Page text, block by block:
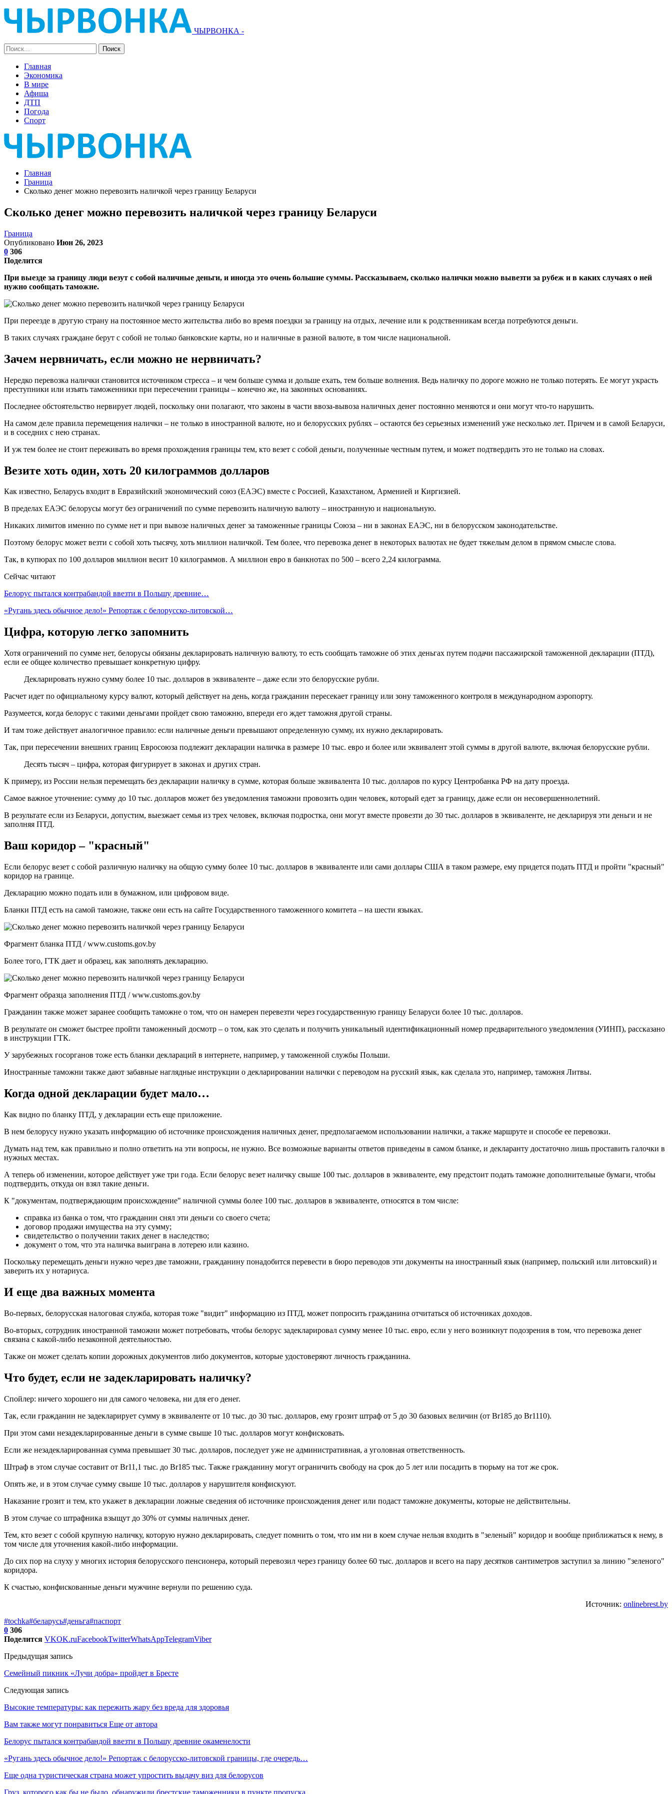
ЧЫРВОНКА -
Главная
Экономика
В мире
Афиша
ДТП
Погода
Спорт
Главная
Граница
Сколько денег можно перевозить наличкой через границу Беларуси
Сколько денег можно перевозить наличкой через границу Беларуси
Граница
Опубликовано Июн 26, 2023
0 306
Поделится
При выезде за границу люди везут с собой наличные деньги, и иногда это очень большие суммы. Рассказываем, сколько налички можно вывезти за рубеж и в каких случаях о ней
нужно сообщать таможне.
При переезде в другую страну на постоянное место жительства либо во время поездки за границу на отдых, лечение или к родственникам всегда потребуются деньги.
В таких случаях граждане берут с собой не только банковские карты, но и наличные в разной валюте, в том числе национальной.
Зачем нервничать, если можно не нервничать?
Нередко перевозка налички становится источником стресса – и чем больше сумма и дольше ехать, тем больше волнения. Ведь наличку по дороге можно не только потерять. Ее могут украсть
преступники или изъять таможенники при пересечении границы – конечно же, на законных основаниях.
Последнее обстоятельство нервирует людей, поскольку они полагают, что законы в части ввоза-вывоза наличных денег постоянно меняются и они могут что-то нарушить.
На самом деле правила перемещения налички – не только в иностранной валюте, но и белорусских рублях – остаются без серьезных изменений уже несколько лет. Причем и в самой Беларуси,
и в соседних с нею странах.
И уж тем более не стоит переживать во время прохождения границы тем, кто везет с собой деньги, полученные честным путем, и может подтвердить это не только на словах.
Везите хоть один, хоть 20 килограммов долларов
Как известно, Беларусь входит в Евразийский экономический союз (ЕАЭС) вместе с Россией, Казахстаном, Арменией и Киргизией.
В пределах ЕАЭС белорусы могут без ограничений по сумме перевозить наличную валюту – иностранную и национальную.
Никаких лимитов именно по сумме нет и при вывозе наличных денег за таможенные границы Союза – ни в законах ЕАЭС, ни в белорусском законодательстве.
Поэтому белорус может везти с собой хоть тысячу, хоть миллион наличкой. Тем более, что перевозка денег в некоторых валютах не будет тяжелым делом в прямом смысле слова.
Так, в купюрах по 100 долларов миллион весит 10 килограммов. А миллион евро в банкнотах по 500 – всего 2,24 килограмма.
Сейчас читают
Белорус пытался контрабандой ввезти в Польшу древние…
«Ругань здесь обычное дело!» Репортаж с белорусско-литовской…
Цифра, которую легко запомнить
Хотя ограничений по сумме нет, белорусы обязаны декларировать наличную валюту, то есть сообщать таможне об этих деньгах путем подачи пассажирской таможенной декларации (ПТД),
если ее общее количество превышает конкретную цифру.
Декларировать нужно сумму более 10 тыс. долларов в эквиваленте – даже если это белорусские рубли.
Расчет идет по официальному курсу валют, который действует на день, когда гражданин пересекает границу или зону таможенного контроля в международном аэропорту.
Разумеется, когда белорус с такими деньгами пройдет свою таможню, впереди его ждет таможня другой страны.
И там тоже действует аналогичное правило: если наличные деньги превышают определенную сумму, их нужно декларировать.
Так, при пересечении внешних границ Евросоюза подлежит декларации наличка в размере 10 тыс. евро и более или эквивалент этой суммы в другой валюте, включая белорусские рубли.
Десять тысяч – цифра, которая фигурирует в законах и других стран.
К примеру, из России нельзя перемещать без декларации наличку в сумме, которая больше эквивалента 10 тыс. долларов по курсу Центробанка РФ на дату проезда.
Самое важное уточнение: сумму до 10 тыс. долларов может без уведомления таможни провозить один человек, который едет за границу, даже если он несовершеннолетний.
В результате если из Беларуси, допустим, выезжает семья из трех человек, включая подростка, они могут вместе провезти до 30 тыс. долларов в эквиваленте, не декларируя эти деньги и не
заполняя ПТД.
Ваш коридор – "красный"
Если белорус везет с собой различную наличку на общую сумму более 10 тыс. долларов в эквиваленте или сами доллары США в таком размере, ему придется подать ПТД и пройти "красный"
коридор на границе.
Декларацию можно подать или в бумажном, или цифровом виде.
Бланки ПТД есть на самой таможне, также они есть на сайте Государственного таможенного комитета – на шести языках.
Фрагмент бланка ПТД / www.customs.gov.by
Более того, ГТК дает и образец, как заполнять декларацию.
Фрагмент образца заполнения ПТД / www.customs.gov.by
Гражданин также может заранее сообщить таможне о том, что он намерен перевезти через государственную границу Беларуси более 10 тыс. долларов.
В результате он сможет быстрее пройти таможенный досмотр – о том, как это сделать и получить уникальный идентификационный номер предварительного уведомления (УИНП), рассказано
в инструкции ГТК.
У зарубежных госорганов тоже есть бланки деклараций в интернете, например, у таможенной службы Польши.
Иностранные таможни также дают забавные наглядные инструкции о декларировании налички с переводом на русский язык, как сделала это, например, таможня Литвы.
Когда одной декларации будет мало…
Как видно по бланку ПТД, у декларации есть еще приложение.
В нем белорусу нужно указать информацию об источнике происхождения наличных денег, предполагаемом использовании налички, а также маршруте и способе ее перевозки.
Думать над тем, как правильно и полно ответить на эти вопросы, не нужно. Все возможные варианты ответов приведены в самом бланке, и декларанту достаточно лишь проставить галочки в
нужных местах.
А теперь об изменении, которое действует уже три года. Если белорус везет наличку свыше 100 тыс. долларов в эквиваленте, ему предстоит подать таможне дополнительные бумаги, чтобы
подтвердить, откуда он взял такие деньги.
К "документам, подтверждающим происхождение" наличной суммы более 100 тыс. долларов в эквиваленте, относятся в том числе:
справка из банка о том, что гражданин снял эти деньги со своего счета;
договор продажи имущества на эту сумму;
свидетельство о получении таких денег в наследство;
документ о том, что эта наличка выиграна в лотерею или казино.
Поскольку перемещать деньги нужно через две таможни, гражданину понадобится перевести в бюро переводов эти документы на иностранный язык (например, польский или литовский) и
заверить их у нотариуса.
И еще два важных момента
Во-первых, белорусская налоговая служба, которая тоже "видит" информацию из ПТД, может попросить гражданина отчитаться об источниках доходов.
Во-вторых, сотрудник иностранной таможни может потребовать, чтобы белорус задекларировал сумму менее 10 тыс. евро, если у него возникнут подозрения в том, что перевозка денег
связана с какой-либо незаконной деятельностью.
Также он может сделать копии дорожных документов либо документов, которые удостоверяют личность гражданина.
Что будет, если не задекларировать наличку?
Спойлер: ничего хорошего ни для самого человека, ни для его денег.
Так, если гражданин не задекларирует сумму в эквиваленте от 10 тыс. до 30 тыс. долларов, ему грозит штраф от 5 до 30 базовых величин (от Br185 до Br1110).
При этом сами незадекларированные деньги в сумме свыше 10 тыс. долларов могут конфисковать.
Если же незадекларированная сумма превышает 30 тыс. долларов, последует уже не административная, а уголовная ответственность.
Штраф в этом случае составит от Br11,1 тыс. до Br185 тыс. Также гражданину могут ограничить свободу на срок до 5 лет или посадить в тюрьму на тот же срок.
Опять же, и в этом случае сумму свыше 10 тыс. долларов у нарушителя конфискуют.
Наказание грозит и тем, кто укажет в декларации ложные сведения об источнике происхождения денег или подаст таможне документы, которые не действительны.
В этом случае со штрафника взыщут до 30% от суммы наличных денег.
Тем, кто везет с собой крупную наличку, которую нужно декларировать, следует помнить о том, что им ни в коем случае нельзя входить в "зеленый" коридор и вообще приближаться к нему, в
том числе для уточнения какой-либо информации.
До сих пор на слуху у многих история белорусского пенсионера, который перевозил через границу более 60 тыс. долларов и всего на пару десятков сантиметров заступил за линию "зеленого"
коридора.
К счастью, конфискованные деньги мужчине вернули по решению суда.
Источник: onlinebrest.by
#tochka#беларусь#деньга#паспорт
0 306
Поделится VKOK.ruFacebookTwitterWhatsAppTelegramViber
Предыдущая запись
Семейный пикник «Лучи добра» пройдет в Бресте
Следующая запись
Высокие температуры: как пережить жару без вреда для здоровья
Вам также могут понравиться Еще от автора
Белорус пытался контрабандой ввезти в Польшу древние окаменелости
«Ругань здесь обычное дело!» Репортаж с белорусско-литовской границы, где очередь…
Еще одна туристическая страна может упростить выдачу виз для белорусов
Груз, которого как бы не было, обнаружили брестские таможенники в пункте пропуска…